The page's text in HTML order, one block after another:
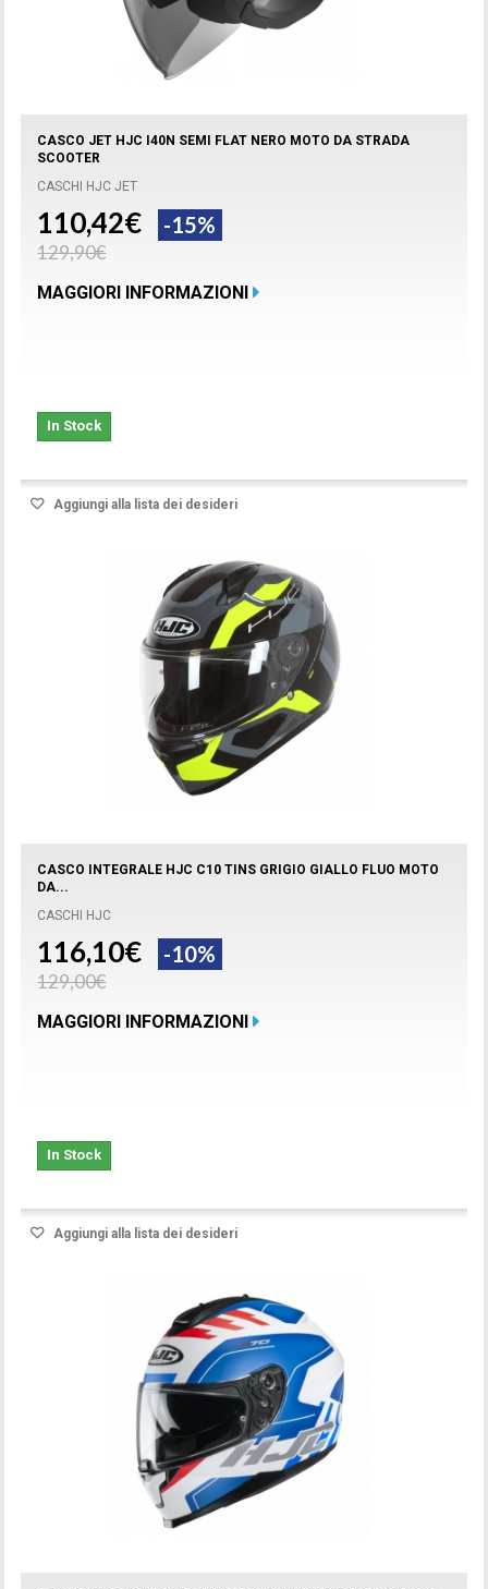
CASCO JET HJC I40N SEMI FLAT NERO MOTO DA STRADA
SCOOTER
CASCHI HJC JET
110,42€ -15%
129,90€
MAGGIORI INFORMAZIONI
In Stock
Aggiungi alla lista dei desideri
CASCO INTEGRALE HJC C10 TINS GRIGIO GIALLO FLUO MOTO
DA...
CASCHI HJC
116,10€ -10%
129,00€
MAGGIORI INFORMAZIONI
In Stock
Aggiungi alla lista dei desideri